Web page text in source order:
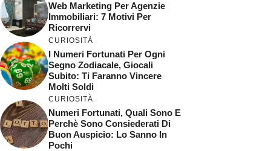
Web Marketing Per Agenzie
Immobiliari: 7 Motivi Per
Ricorrervi
CURIOSITÀ
I Numeri Fortunati Per Ogni
Segno Zodiacale, Giocali
Subito: Ti Faranno Vincere
Molti Soldi
CURIOSITÀ
Numeri Fortunati, Quali Sono E
Perchè Sono Consiederati Di
Buon Auspicio: Lo Sanno In
Pochi